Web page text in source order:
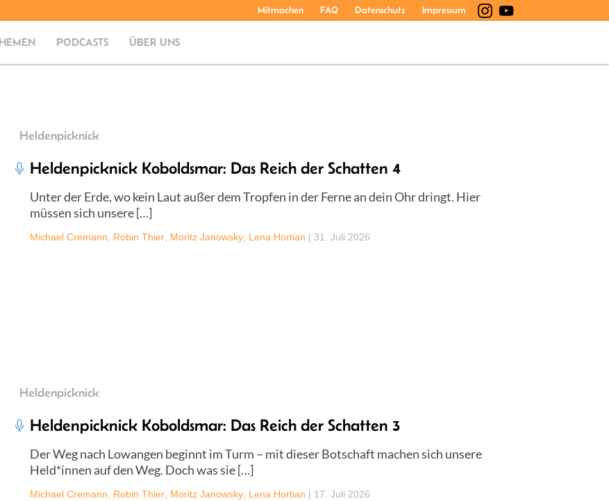
Mitmachen FAQ Datenschutz Impressum
PODCASTS ÜBER UNS
Heldenpicknick
Heldenpicknick Koboldsmar: Das Reich der Schatten 4
Unter der Erde, wo kein Laut außer dem Tropfen in der Ferne an dein Ohr dringt. Hier
müssen sich unsere […]
Michael Cremann Robin Thier Moritz Janowsky Lena Hortian | 31. Juli 2026
Heldenpicknick
Heldenpicknick Koboldsmar: Das Reich der Schatten 3
Der Weg nach Lowangen beginnt im Turm – mit dieser Botschaft machen sich unsere
Held*innen auf den Weg. Doch was sie […]
Michael Cremann Robin Thier Moritz Janowsky Lena Hortian | 17. Juli 2026